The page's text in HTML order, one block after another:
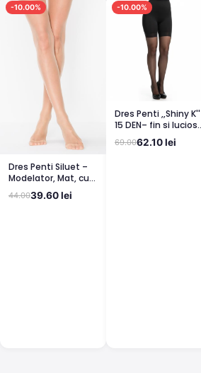
-10.00%
Dres Penti Siluet –
Modelator, Mat, cu
Corset, Light Nude
44.0039.60 lei
-10.00%
Dres Penti ,,Shiny K''
15 DEN– fin si lucios,
clin din bumbac,
bronz
69.0062.10 lei